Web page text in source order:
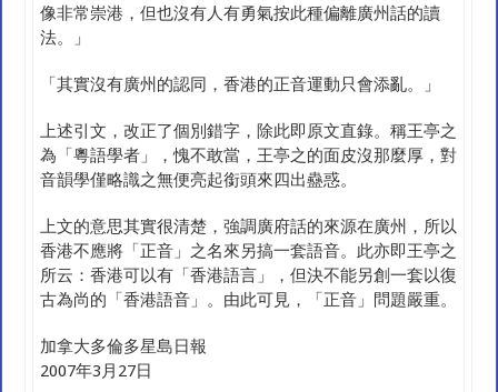
像非常崇港，但也沒有人有勇氣按此種偏離廣州話的讀
法。」
「其實沒有廣州的認同，香港的正音運動只會添亂。」
上述引文，改正了個別錯字，除此即原文直錄。稱王亭之
為「粵語學者」，愧不敢當，王亭之的面皮沒那麼厚，對
音韻學僅略識之無便亮起銜頭來四出蠱惑。
上文的意思其實很清楚，強調廣府話的來源在廣州，所以
香港不應將「正音」之名來另搞一套語音。此亦即王亭之
所云：香港可以有「香港語言」，但決不能另創一套以復
古為尚的「香港語音」。由此可見，「正音」問題嚴重。
加拿大多倫多星島日報
2007年3月27日